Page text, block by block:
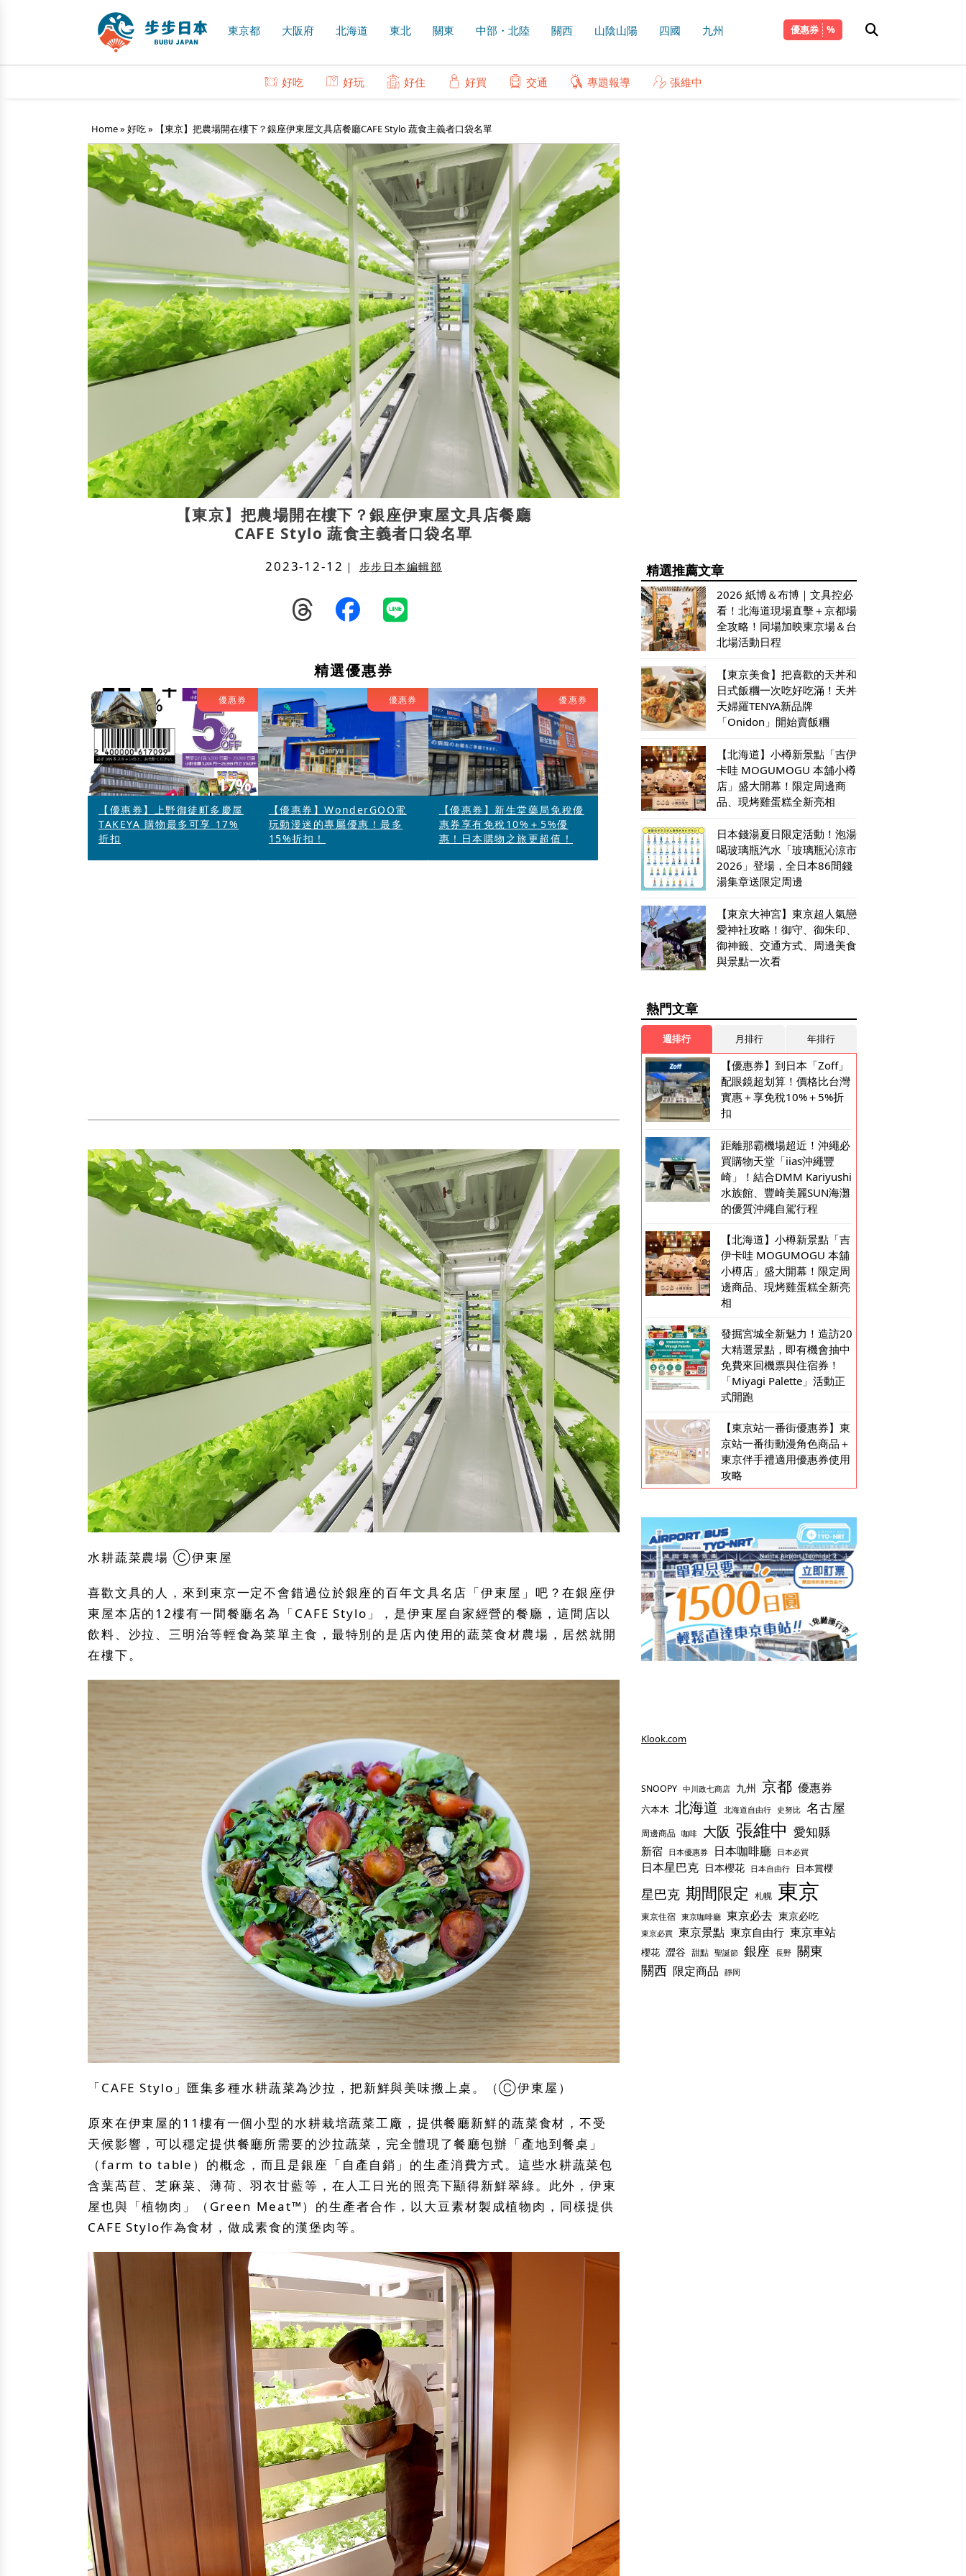
東京都 大阪府 北海道 東北 關東 中部・北陸 關西 山陰山陽 四國 九州 優惠券
好吃 好玩 好住 好買 交通 專題報導 張維中
Home» 好吃» 【東京】把農場開在樓下？銀座伊東屋文具店餐廳CAFE Stylo 蔬食主義者口袋名單
【東京】把農場開在樓下？銀座伊東屋文具店餐廳
CAFE Stylo 蔬食主義者口袋名單
2023-12-12 ｜ 步步日本編輯部
精選優惠券
17%
優惠券
【優惠券】上野御徒町多慶屋
TAKEYA 購物最多可享 17%
折扣
優惠券
【優惠券】WonderGOO電
玩動漫迷的專屬優惠！最多
15%折扣！
優惠券
【優惠券】新生堂藥局免稅優
惠券享有免稅10%＋5%優
惠！日本購物之旅更超值！
水耕蔬菜農場 Ⓒ伊東屋
喜歡文具的人，來到東京一定不會錯過位於銀座的百年文具名店「伊東屋」吧？在銀座伊
東屋本店的12樓有一間餐廳名為「CAFE Stylo」，是伊東屋自家經營的餐廳，這間店以
飲料、沙拉、三明治等輕食為菜單主食，最特別的是店內使用的蔬菜食材農場，居然就開
在樓下。
「CAFE Stylo」匯集多種水耕蔬菜為沙拉，把新鮮與美味搬上桌。（Ⓒ伊東屋）
原來在伊東屋的11樓有一個小型的水耕栽培蔬菜工廠，提供餐廳新鮮的蔬菜食材，不受
天候影響，可以穩定提供餐廳所需要的沙拉蔬菜，完全體現了餐廳包辦「產地到餐桌」
（farm to table）的概念，而且是銀座「自產自銷」的生產消費方式。這些水耕蔬菜包
含葉萵苣、芝麻菜、薄荷、羽衣甘藍等，在人工日光的照亮下顯得新鮮翠綠。此外，伊東
屋也與「植物肉」（Green Meat™）的生產者合作，以大豆素材製成植物肉，同樣提供
CAFE Stylo作為食材，做成素食的漢堡肉等。
精選推薦文章
2026 紙博＆布博｜文具控必
看！北海道現場直擊＋京都場
全攻略！同場加映東京場＆台
北場活動日程
【東京美食】把喜歡的天丼和
日式飯糰一次吃好吃滿！天丼
天婦羅TENYA新品牌
「Onidon」開始賣飯糰
【北海道】小樽新景點「吉伊
卡哇 MOGUMOGU 本舖小樽
店」盛大開幕！限定周邊商
品、現烤雞蛋糕全新亮相
日本錢湯夏日限定活動！泡湯
喝玻璃瓶汽水「玻璃瓶沁涼市
2026」登場，全日本86間錢
湯集章送限定周邊
【東京大神宮】東京超人氣戀
愛神社攻略！御守、御朱印、
御神籤、交通方式、周邊美食
與景點一次看
熱門文章
週排行 月排行 年排行
【優惠券】到日本「Zoff」
配眼鏡超划算！價格比台灣
實惠＋享免稅10%＋5%折
扣
距離那霸機場超近！沖繩必
買購物天堂「iias沖繩豐
崎」！結合DMM Kariyushi
水族館、豐崎美麗SUN海灘
的優質沖繩自駕行程
【北海道】小樽新景點「吉
伊卡哇 MOGUMOGU 本舖
小樽店」盛大開幕！限定周
邊商品、現烤雞蛋糕全新亮
相
發掘宮城全新魅力！造訪20
大精選景點，即有機會抽中
免費來回機票與住宿券！
「Miyagi Palette」活動正
式開跑
【東京站一番街優惠券】東
京站一番街動漫角色商品＋
東京伴手禮適用優惠券使用
攻略
Klook.com
SNOOPY 中川政七商店 九州 京都 優惠券
六本木 北海道 北海道自由行 史努比 名古屋
周邊商品 咖啡 大阪 張維中 愛知縣
新宿 日本優惠券 日本咖啡廳 日本必買
日本星巴克 日本櫻花 日本自由行 日本賞櫻
星巴克 期間限定 札幌 東京
東京住宿 東京咖啡廳 東京必去 東京必吃
東京必買 東京景點 東京自由行 東京車站
櫻花 澀谷 甜點 聖誕節 銀座 長野 關東
關西 限定商品 靜岡